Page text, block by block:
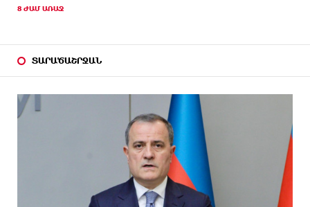
8 ԺԱՄ ԱՌԱՋ
ՏԱՐԱԾԱՇՐՋԱՆ